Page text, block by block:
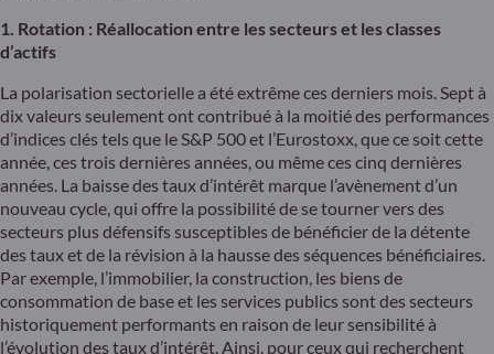
1. Rotation : Réallocation entre les secteurs et les classes
d’actifs
La polarisation sectorielle a été extrême ces derniers mois. Sept à
dix valeurs seulement ont contribué à la moitié des performances
d’indices clés tels que le S&P 500 et l’Eurostoxx, que ce soit cette
année, ces trois dernières années, ou même ces cinq dernières
années. La baisse des taux d’intérêt marque l’avènement d’un
nouveau cycle, qui offre la possibilité de se tourner vers des
secteurs plus défensifs susceptibles de bénéficier de la détente
des taux et de la révision à la hausse des séquences bénéficiaires.
Par exemple, l’immobilier, la construction, les biens de
consommation de base et les services publics sont des secteurs
historiquement performants en raison de leur sensibilité à
l’évolution des taux d’intérêt. Ainsi, pour ceux qui recherchent